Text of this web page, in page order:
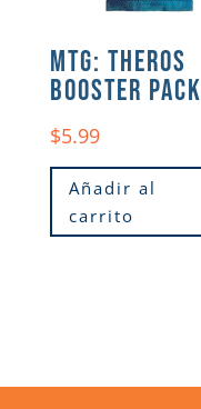
MTG: THEROS
BOOSTER PACK
$5.99
Añadir al
carrito